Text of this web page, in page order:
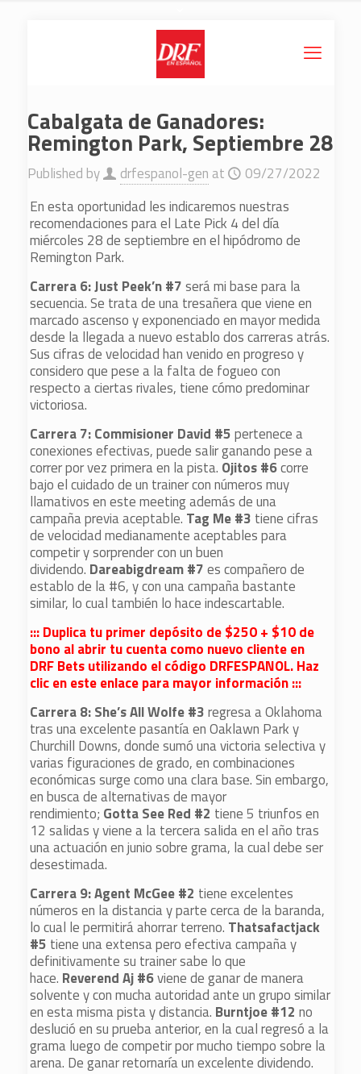
Cabalgata de Ganadores:
Remington Park, Septiembre 28
Published by drfespanol-gen at
09/27/2022
En esta oportunidad les indicaremos nuestras
recomendaciones para el Late Pick 4 del día
miércoles 28 de septiembre en el hipódromo de
Remington Park.
Carrera 6: Just Peek’n #7será mi base para la
secuencia. Se trata de una tresañera que viene en
marcado ascenso y exponenciado en mayor medida
desde la llegada a nuevo establo dos carreras atrás.
Sus cifras de velocidad han venido en progreso y
considero que pese a la falta de fogueo con
respecto a ciertas rivales, tiene cómo predominar
victoriosa.
Carrera 7: Commisioner David #5pertenece a
conexiones efectivas, puede salir ganando pese a
correr por vez primera en la pista. Ojitos #6corre
bajo el cuidado de un trainer con números muy
llamativos en este meeting además de una
campaña previa aceptable. Tag Me #3 tiene cifras
de velocidad medianamente aceptables para
competir y sorprender con un buen
dividendo. Dareabigdream #7es compañero de
establo de la #6, y con una campaña bastante
similar, lo cual también lo hace indescartable.
::: Duplica tu primer depósito de $250 + $10 de
bono al abrir tu cuenta como nuevo cliente en
DRF Bets utilizando el código DRFESPANOL. Haz
clic en este enlace para mayor información :::
Carrera 8: She’s All Wolfe #3regresa a Oklahoma
tras una excelente pasantía en Oaklawn Park y
Churchill Downs, donde sumó una victoria selectiva y
varias figuraciones de grado, en combinaciones
económicas surge como una clara base. Sin embargo,
en busca de alternativas de mayor
rendimiento; Gotta See Red #2 tiene 5 triunfos en
12 salidas y viene a la tercera salida en el año tras
una actuación en junio sobre grama, la cual debe ser
desestimada.
Carrera 9: Agent McGee #2 tiene excelentes
números en la distancia y parte cerca de la baranda,
lo cual le permitirá ahorrar terreno. Thatsafactjack
#5 tiene una extensa pero efectiva campaña y
definitivamente su trainer sabe lo que
hace. Reverend Aj #6viene de ganar de manera
solvente y con mucha autoridad ante un grupo similar
en esta misma pista y distancia. Burntjoe #12 no
deslució en su prueba anterior, en la cual regresó a la
grama luego de competir por mucho tiempo sobre la
arena. De ganar retornaría un excelente dividendo.